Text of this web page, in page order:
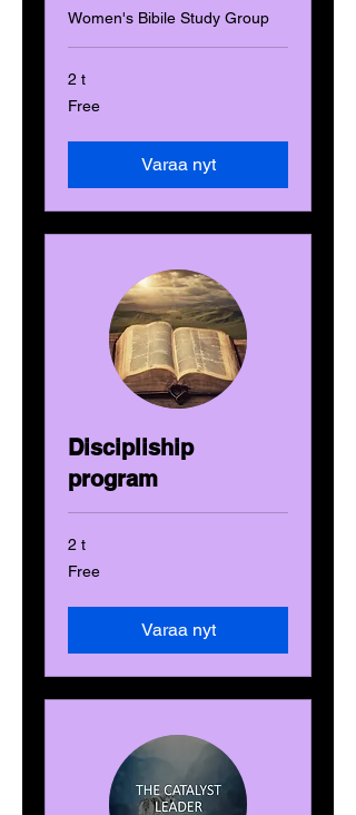
Women's Bibile Study Group
2 t
Free
Free
Varaa nyt
Discipliship
program
2 t
Free
Free
Varaa nyt